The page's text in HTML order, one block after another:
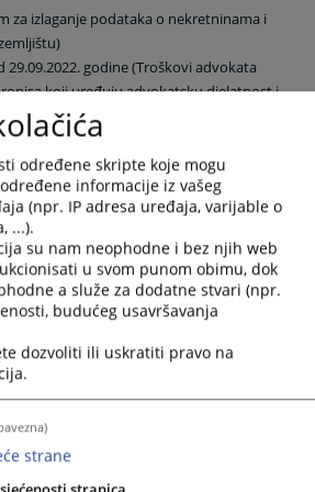
za izlaganje podataka o nekretninama i
29.09.2022. godine (Troškovi advokata
koji uređuju advokatsku djelatnost i
u BiH))
15.12.2022. godine (Ostvarivanje zaštite
15.12.2022. godine (Vlastita mjenica)
3204PREGLEDA
određene skripte koje mogu
informacije iz vašeg
(npr. IP adresa uređaja, varijable o
...).
su nam neophodne i bez njih web
u svom punom obimu, dok
a služe za dodatne stvari (npr.
budućeg usavršavanja
dozvoliti ili uskratiti pravo na
strane